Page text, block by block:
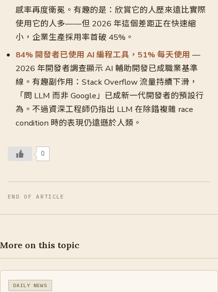
感率再度衛冕。有趣的是：欣賞它的人歷來遠比實際
使用它的人多——但 2026 年這個差距正在快速縮
小，企業生產採用率首破 45%。
84% 開發者已使用 AI 編程工具，51% 每天使用 —
2026 年開發者調查顯示 AI 輔助開發已成職業基準
線。有趣副作用：Stack Overflow 流量持續下滑，
「問 LLM 而非 Google」已成新一代開發者的預設行
為。不過資深工程師仍指出 LLM 在除錯複雜 race
condition 時的表現仍遠遜於人類。
0
END OF ARTICLE
More on this topic
DAILY NEWS